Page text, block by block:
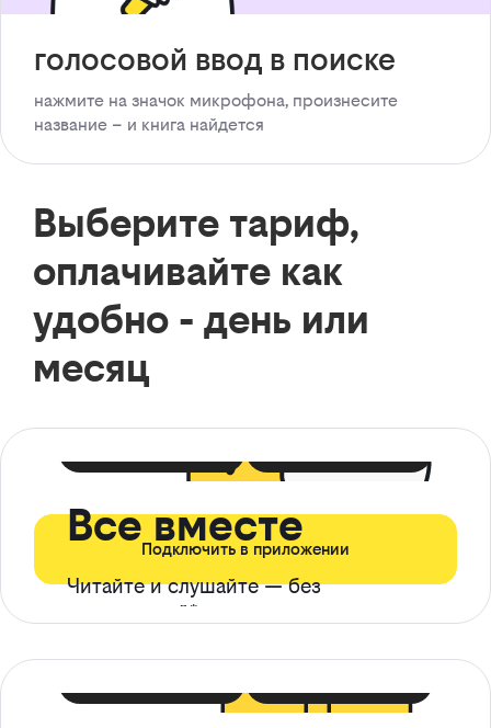
голосовой ввод в поиске
нажмите на значок микрофона, произнесите
название – и книга найдется
Выберите тариф,
оплачивайте как
удобно - день или
месяц
Все вместе
Читайте и слушайте — без
ограничений*
Подключить в приложении